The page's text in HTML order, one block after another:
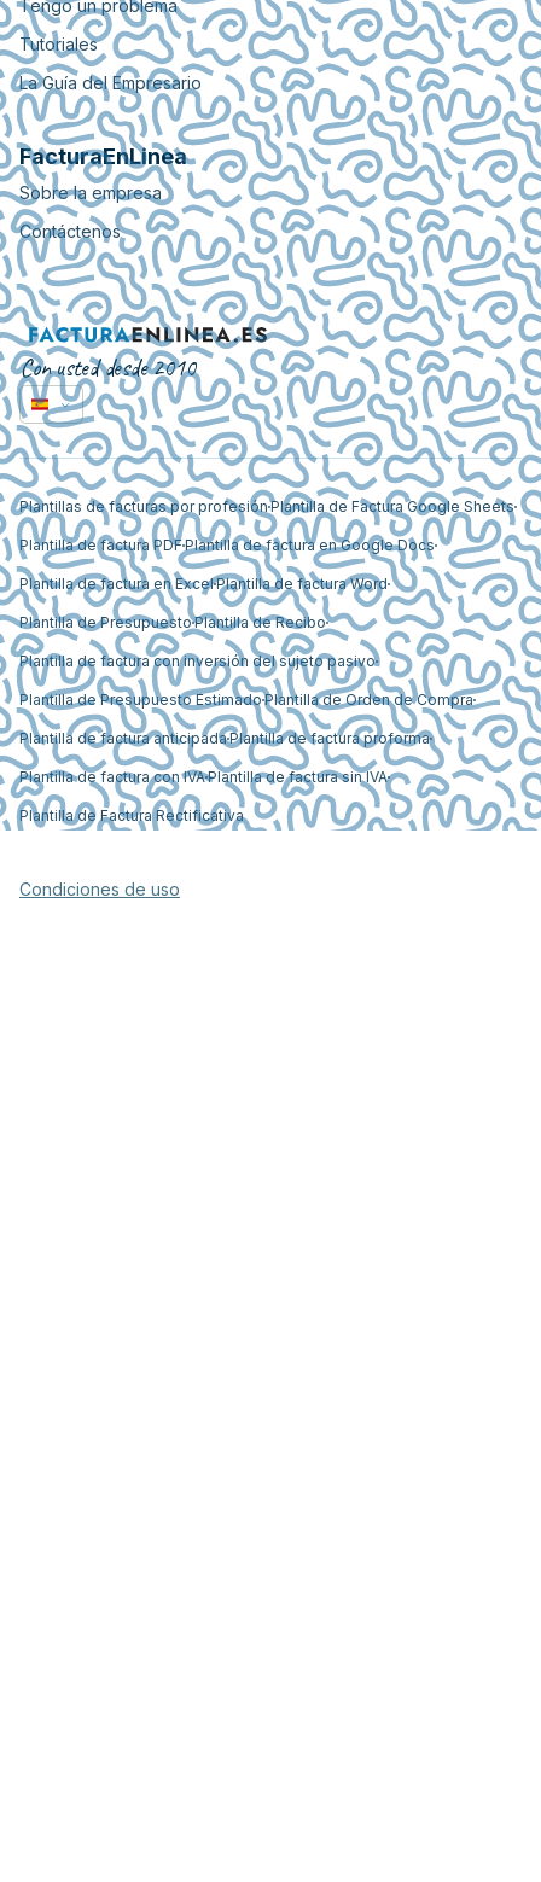
Tengo un problema
Tutoriales
La Guía del Empresario
FacturaEnLinea
Sobre la empresa
Contáctenos
Con usted desde 2010
Plantillas de facturas por profesión Plantilla de Factura Google Sheets
Plantilla de factura PDF Plantilla de factura en Google Docs
Plantilla de factura en ExcelPlantilla de factura Word
Plantilla de PresupuestoPlantilla de Recibo
Plantilla de factura con inversión del sujeto pasivo
Plantilla de Presupuesto Estimado Plantilla de Orden de Compra
Plantilla de factura anticipadaPlantilla de factura proforma
Plantilla de factura con IVAPlantilla de factura sin IVA
Plantilla de Factura Rectificativa
Condiciones de uso